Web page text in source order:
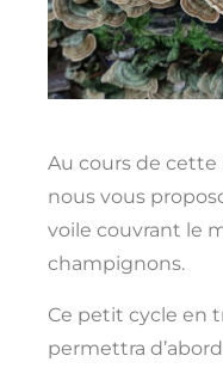
Au cours de
nous vous
voile couvrant le
champignons.
Ce petit cycle en
permettra